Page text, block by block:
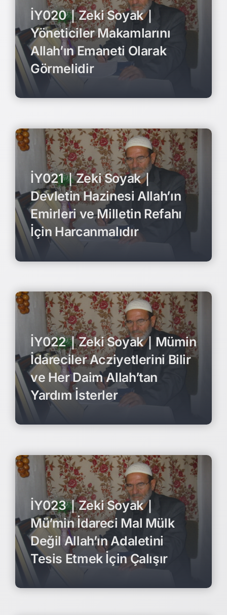
İY020｜Zeki Soyak｜
Yöneticiler Makamlarını
Allah’ın Emaneti Olarak
Görmelidir
İY021｜Zeki Soyak｜
Devletin Hazinesi Allah’ın
Emirleri ve Milletin Refahı
İçin Harcanmalıdır
İY022｜Zeki Soyak｜Mümin
İdareciler Acziyetlerini Bilir
ve Her Daim Allah’tan
Yardım İsterler
İY023｜Zeki Soyak｜
Mü’min İdareci Mal Mülk
Değil Allah’ın Adaletini
Tesis Etmek İçin Çalışır